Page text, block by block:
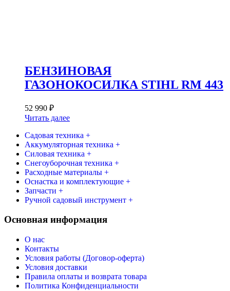
БЕНЗИНОВАЯ
ГАЗОНОКОСИЛКА STIHL RM 443
52 990 ₽
Читать далее
Садовая техника +
Аккумуляторная техника +
Силовая техника +
Снегоуборочная техника +
Расходные материалы +
Оснастка и комплектующие +
Запчасти +
Ручной садовый инструмент +
Основная информация
О нас
Контакты
Условия работы (Договор-оферта)
Условия доставки
Правила оплаты и возврата товара
Политика Конфиденциальности